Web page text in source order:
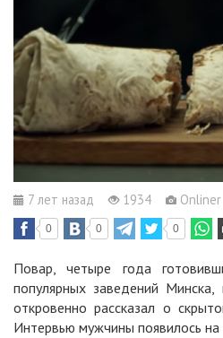
7 лет назад 1934 Onliner
0 0 0
Повар, четыре года
популярных заведений Минска,
откровенно рассказал о
Интервью мужчины появилось на